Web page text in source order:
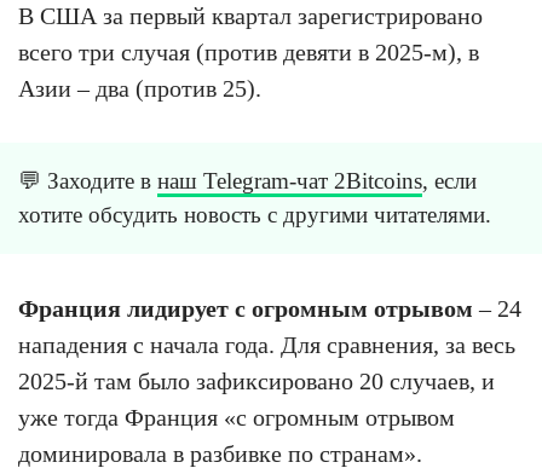
В США за первый квартал зарегистрировано
всего три случая (против девяти в 2025-м), в
Азии – два (против 25).
💬 Заходите в наш Telegram-чат 2Bitcoins, если
хотите обсудить новость с другими читателями.
Франция лидирует с огромным отрывом – 24
нападения с начала года. Для сравнения, за весь
2025-й там было зафиксировано 20 случаев, и
уже тогда Франция «с огромным отрывом
доминировала в разбивке по странам».